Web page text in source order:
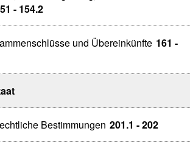
- 154.2
und Übereinkünfte 161 -
Bestimmungen 201.1 - 202